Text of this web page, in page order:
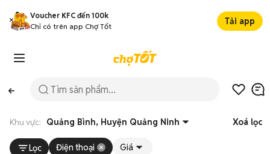
Voucher KFC đến 100k
Chỉ có trên app Chợ Tốt
Tải app
Khu vực: Quảng Bình, Huyện Quảng Ninh Xoá lọc
Lọc Điện thoại Giá